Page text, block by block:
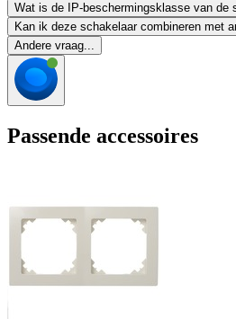
Wat is de IP-beschermingsklasse van de
Kan ik deze schakelaar combineren met
Andere vraag...
Passende accessoires